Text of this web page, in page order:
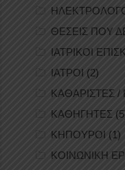
ΘΕΣΕΙΣ ΠΟΥ
ΙΑΤΡΙΚΟΙ
ΙΑΤΡΟΙ (2)
ΚΑΘΑΡΙΣΤΕΣ /
ΚΑΘΗΓΗΤΕΣ
ΚΗΠΟΥΡΟΙ (1)
ΚΟΙΝΩΝΙΚΗ